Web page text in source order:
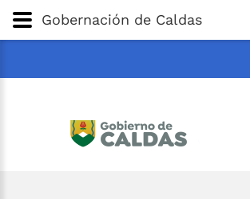
Gobernación de
Gobernación de Caldas